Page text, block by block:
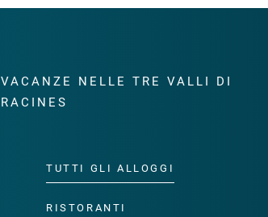
VACANZE NELLE TRE VALLI DI
RACINES
TUTTI GLI ALLOGGI
RISTORANTI